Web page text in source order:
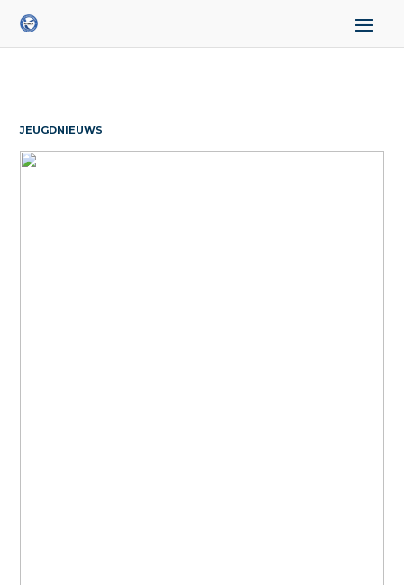
JEUGDNIEUWS